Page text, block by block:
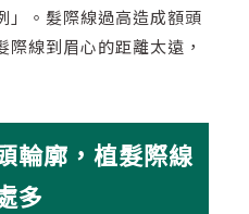
」。髮際線過高造成額頭
線到眉心的距離太遠，
輪廓，植髮際線
多